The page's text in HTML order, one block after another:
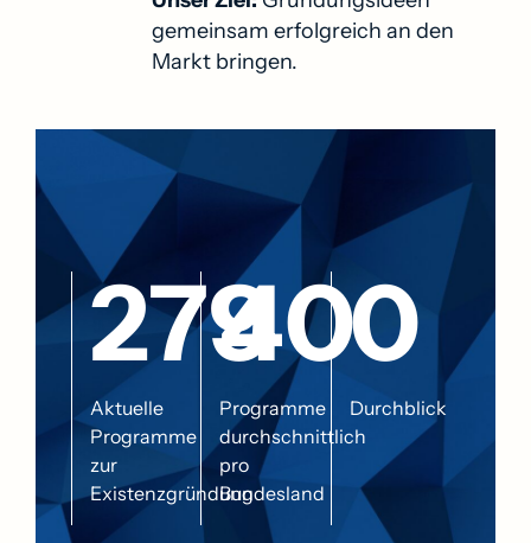
gemeinsam erfolgreich an den
Markt bringen.
279
Aktuelle
Programme
zur
Existenzgründung
40
Programme
durchschnittlich
pro
Bundesland
0
Durchblick